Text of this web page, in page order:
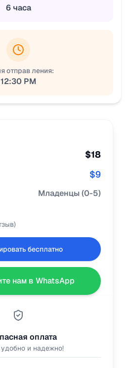
6 часа
отправ ления:
12:30 PM
$18
$9
Младенцы(0-5)
)
бесплатно
нам в WhatsApp
оплата
и надежно!